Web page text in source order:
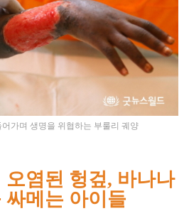
가며 생명을 위협하는 부룰리 궤양
오염된 헝겊, 바나나
싸메는 아이들